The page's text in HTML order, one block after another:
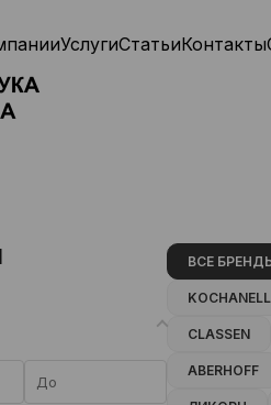
УслугиСтатьиКонтакты
ВСЕ
CLASSEN
ABERHOFF